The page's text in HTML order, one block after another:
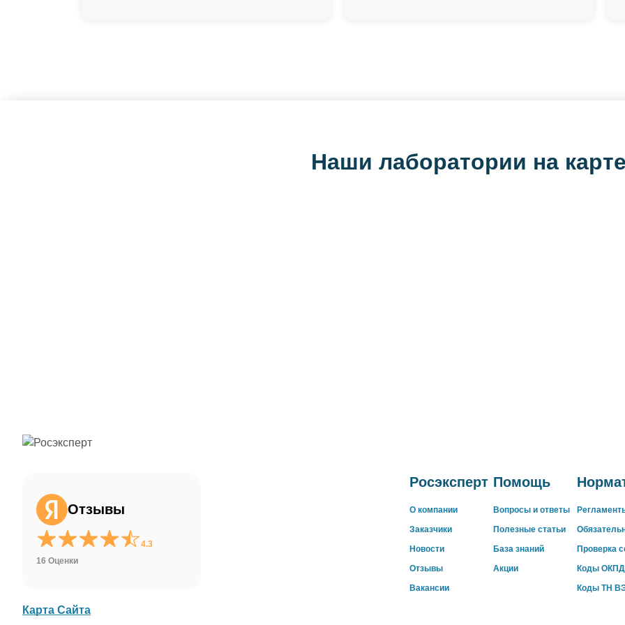
Наши лаборатории на
Отзывы
4.3
16 Оценки
Росэксперт
О компании
Заказчики
Новости
Отзывы
Вакансии
Помощь
Вопросы и ответы
Полезные статьи
База знаний
Акции
Проверка
Коды
Коды ТН
Карта Сайта
WhatsApp